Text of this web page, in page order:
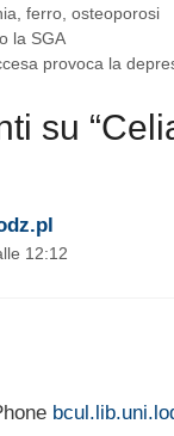
,ferro ,osteoporosi
la SGA
provoca la
su
12:12